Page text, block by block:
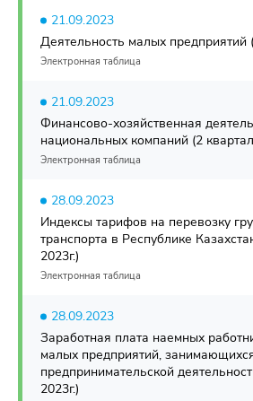
21.09.2023
Деятельность малых предприятий
Электронная таблица
21.09.2023
Финансово-хозяйственная
национальных компаний (2
Электронная таблица
28.09.2023
Индексы тарифов на перевозку
транспорта в Республике
2023г.)
Электронная таблица
28.09.2023
Заработная плата наемных
малых предприятий,
предпринимательской
2023г.)